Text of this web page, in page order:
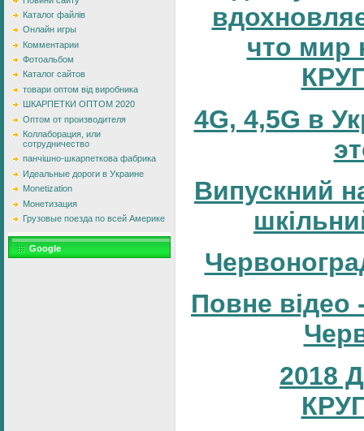
Каталог файлів
Онлайн игры
Комментарии
Фотоальбом
Каталог сайтов
товари оптом від виробника
ШКАРПЕТКИ ОПТОМ 2020
Оптом от производителя
Коллаборация, или
сотрудничество
панчішно-шкарпеткова фабрика
Идеальные дороги в Украине
Monetization
Монетизация
Грузовые поезда по всей Америке
Google
что мир
4G, 4,5G в
Випускний
Повне відео
2018